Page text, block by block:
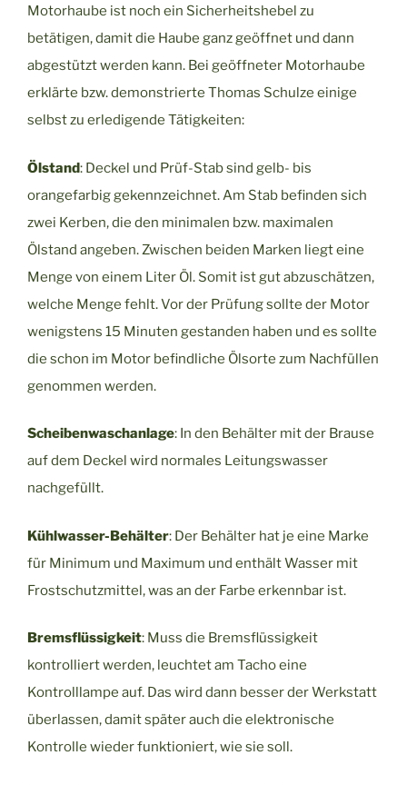
Motorhaube ist noch ein Sicherheitshebel zu
betätigen, damit die Haube ganz geöffnet und dann
abgestützt werden kann. Bei geöffneter Motorhaube
erklärte bzw. demonstrierte Thomas Schulze einige
selbst zu erledigende Tätigkeiten:
Ölstand: Deckel und Prüf-Stab sind gelb- bis
orangefarbig gekennzeichnet. Am Stab befinden sich
zwei Kerben, die den minimalen bzw. maximalen
Ölstand angeben. Zwischen beiden Marken liegt eine
Menge von einem Liter Öl. Somit ist gut abzuschätzen,
welche Menge fehlt. Vor der Prüfung sollte der Motor
wenigstens 15 Minuten gestanden haben und es sollte
die schon im Motor befindliche Ölsorte zum Nachfüllen
genommen werden.
Scheibenwaschanlage: In den Behälter mit der Brause
auf dem Deckel wird normales Leitungswasser
nachgefüllt.
Kühlwasser-Behälter: Der Behälter hat je eine Marke
für Minimum und Maximum und enthält Wasser mit
Frostschutzmittel, was an der Farbe erkennbar ist.
Bremsflüssigkeit: Muss die Bremsflüssigkeit
kontrolliert werden, leuchtet am Tacho eine
Kontrolllampe auf. Das wird dann besser der Werkstatt
überlassen, damit später auch die elektronische
Kontrolle wieder funktioniert, wie sie soll.